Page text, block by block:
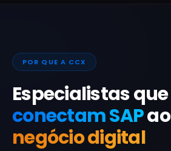
POR QUE A CCX
Especialistas que
conectam SAPao
negócio digital